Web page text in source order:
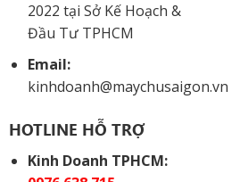
2022 tại Sở Kế Hoạch &
Đầu Tư TPHCM
Email:
kinhdoanh@maychusaigon.vn
HOTLINE HỖ TRỢ
Kinh Doanh TPHCM: